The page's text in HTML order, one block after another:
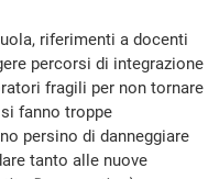
riferimenti a docenti
percorsi di integrazione
fragili per non tornare
fanno troppe
persino di danneggiare
tanto alle nuove